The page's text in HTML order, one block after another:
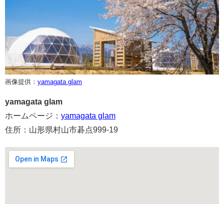
画像提供： yamagata glam
yamagata glam
ホームページ： yamagata glam
住所：山形県村山市碁点999-19